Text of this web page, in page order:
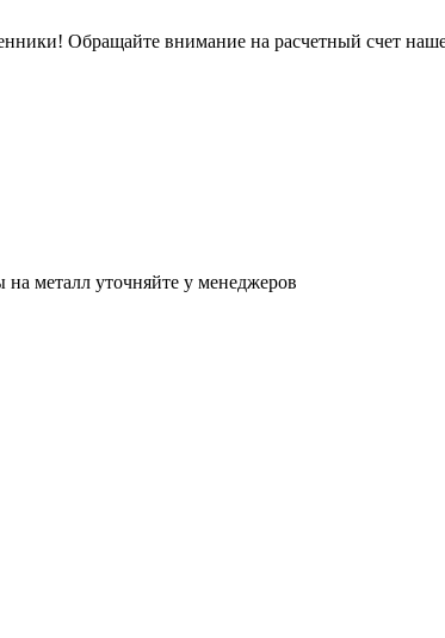
Обращайте внимание на расчетный счет
металл уточняйте у менеджеров